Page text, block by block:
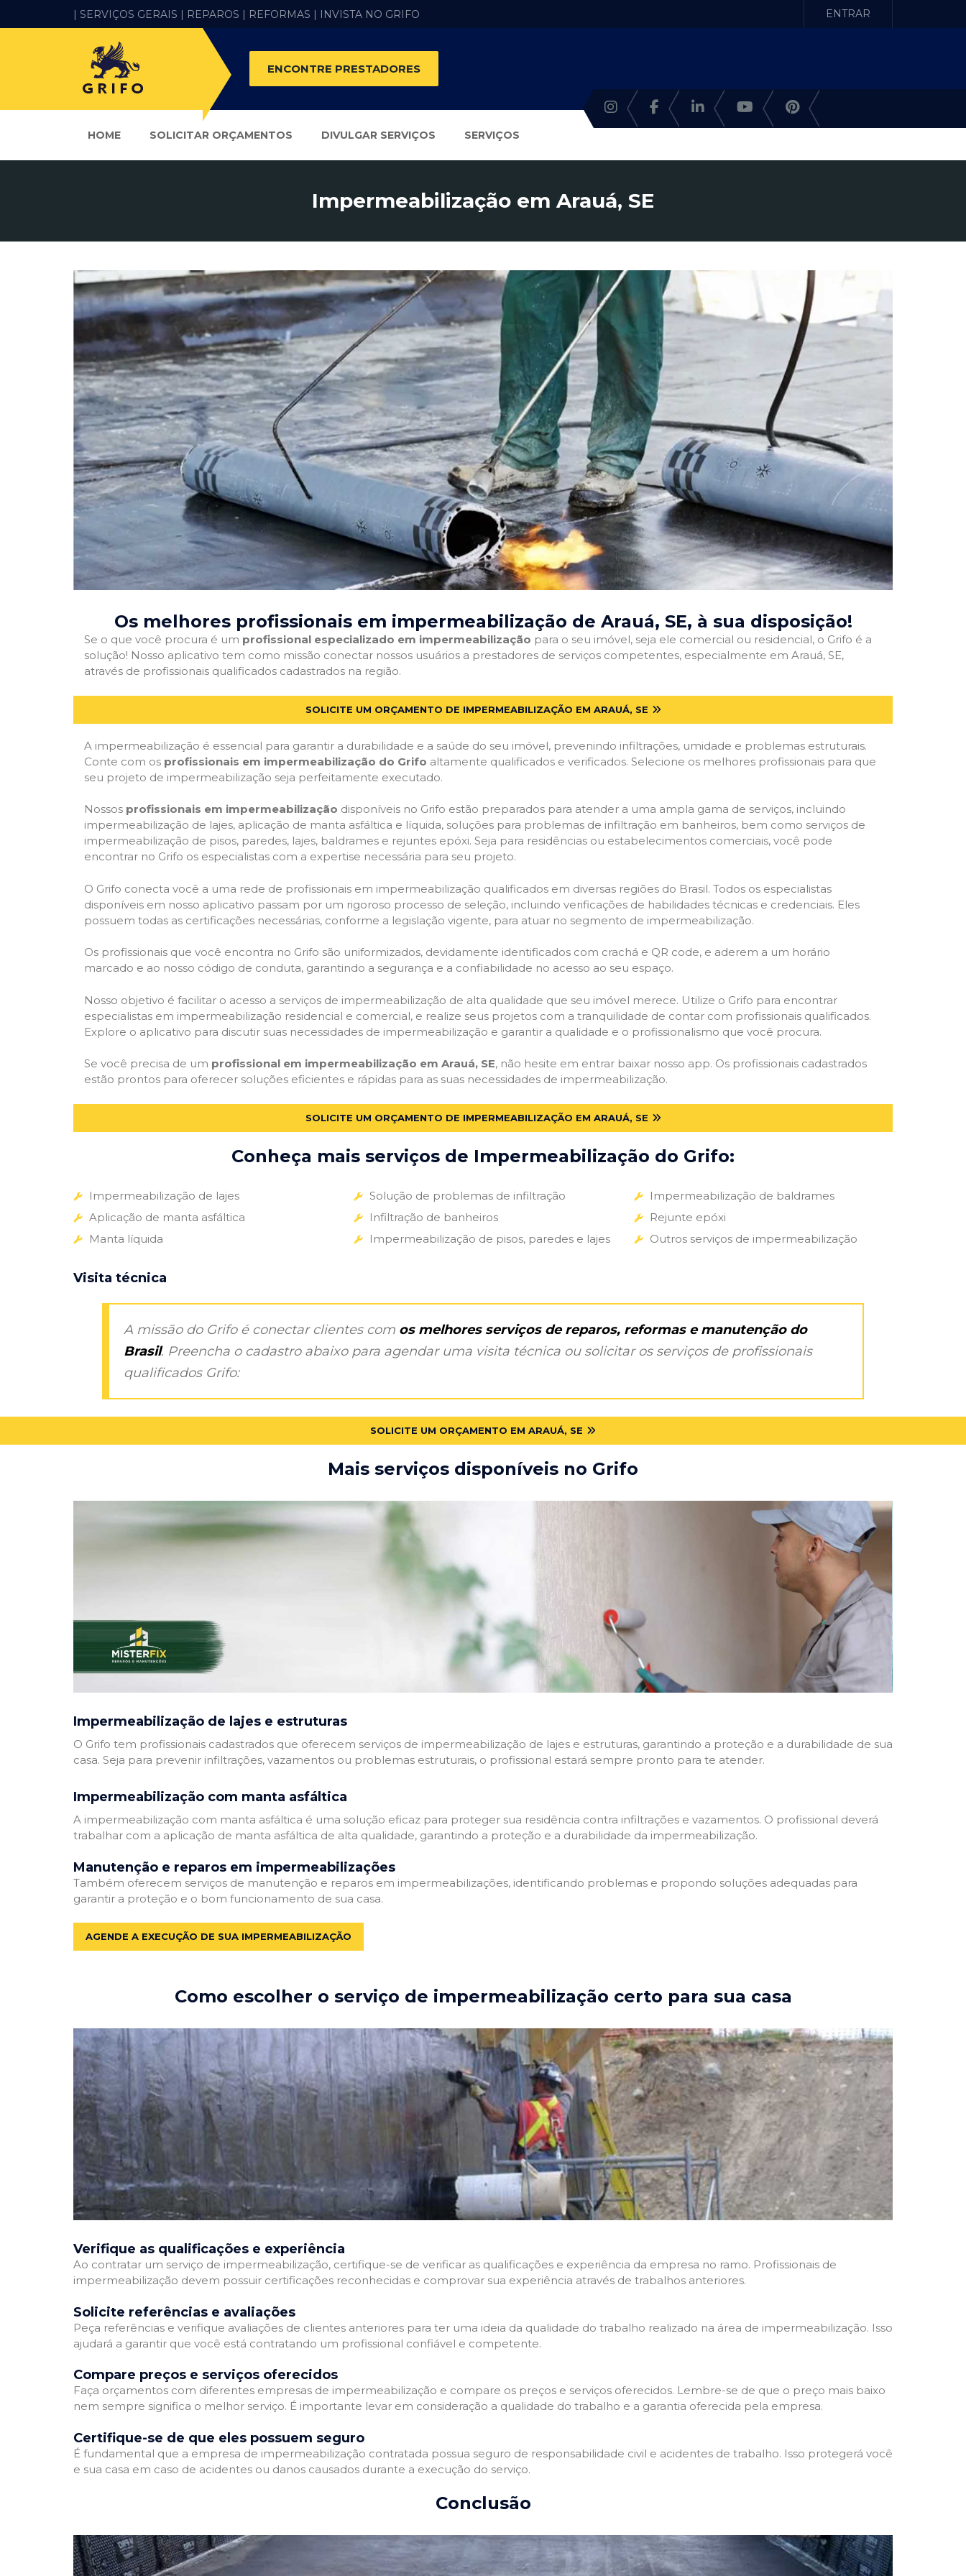
| SERVIÇOS GERAIS | REPAROS | REFORMAS | INVISTA NO GRIFO ENTRAR
ENCONTRE PRESTADORES
HOME SOLICITAR ORÇAMENTOS DIVULGAR SERVIÇOS SERVIÇOS
Impermeabilização em Arauá, SE
Os melhores profissionais em impermeabilização de Arauá, SE, à sua disposição!
Se o que você procura é um profissional especializado em impermeabilização para o seu imóvel, seja ele comercial ou residencial, o Grifo é a
solução! Nosso aplicativo tem como missão conectar nossos usuários a prestadores de serviços competentes, especialmente em Arauá, SE,
através de profissionais qualificados cadastrados na região.
SOLICITE UM ORÇAMENTO DE IMPERMEABILIZAÇÃO EM ARAUÁ, SE
A impermeabilização é essencial para garantir a durabilidade e a saúde do seu imóvel, prevenindo infiltrações, umidade e problemas estruturais.
Conte com os profissionais em impermeabilização do Grifo altamente qualificados e verificados. Selecione os melhores profissionais para que
seu projeto de impermeabilização seja perfeitamente executado.
Nossos profissionais em impermeabilização disponíveis no Grifo estão preparados para atender a uma ampla gama de serviços, incluindo
impermeabilização de lajes, aplicação de manta asfáltica e líquida, soluções para problemas de infiltração em banheiros, bem como serviços de
impermeabilização de pisos, paredes, lajes, baldrames e rejuntes epóxi. Seja para residências ou estabelecimentos comerciais, você pode
encontrar no Grifo os especialistas com a expertise necessária para seu projeto.
O Grifo conecta você a uma rede de profissionais em impermeabilização qualificados em diversas regiões do Brasil. Todos os especialistas
disponíveis em nosso aplicativo passam por um rigoroso processo de seleção, incluindo verificações de habilidades técnicas e credenciais. Eles
possuem todas as certificações necessárias, conforme a legislação vigente, para atuar no segmento de impermeabilização.
Os profissionais que você encontra no Grifo são uniformizados, devidamente identificados com crachá e QR code, e aderem a um horário
marcado e ao nosso código de conduta, garantindo a segurança e a confiabilidade no acesso ao seu espaço.
Nosso objetivo é facilitar o acesso a serviços de impermeabilização de alta qualidade que seu imóvel merece. Utilize o Grifo para encontrar
especialistas em impermeabilização residencial e comercial, e realize seus projetos com a tranquilidade de contar com profissionais qualificados.
Explore o aplicativo para discutir suas necessidades de impermeabilização e garantir a qualidade e o profissionalismo que você procura.
Se você precisa de um profissional em impermeabilização em Arauá, SE, não hesite em entrar baixar nosso app. Os profissionais cadastrados
estão prontos para oferecer soluções eficientes e rápidas para as suas necessidades de impermeabilização.
SOLICITE UM ORÇAMENTO DE IMPERMEABILIZAÇÃO EM ARAUÁ, SE
Conheça mais serviços de Impermeabilização do Grifo:
Impermeabilização de lajes
Aplicação de manta asfáltica
Manta líquida
Solução de problemas de infiltração
Infiltração de banheiros
Impermeabilização de pisos, paredes e lajes
Impermeabilização de baldrames
Rejunte epóxi
Outros serviços de impermeabilização
Visita técnica
A missão do Grifo é conectar clientes com os melhores serviços de reparos, reformas e manutenção do
Brasil. Preencha o cadastro abaixo para agendar uma visita técnica ou solicitar os serviços de profissionais
qualificados Grifo:
SOLICITE UM ORÇAMENTO EM ARAUÁ, SE
Mais serviços disponíveis no Grifo
Impermeabilização de lajes e estruturas
O Grifo tem profissionais cadastrados que oferecem serviços de impermeabilização de lajes e estruturas, garantindo a proteção e a durabilidade de sua
casa. Seja para prevenir infiltrações, vazamentos ou problemas estruturais, o profissional estará sempre pronto para te atender.
Impermeabilização com manta asfáltica
A impermeabilização com manta asfáltica é uma solução eficaz para proteger sua residência contra infiltrações e vazamentos. O profissional deverá
trabalhar com a aplicação de manta asfáltica de alta qualidade, garantindo a proteção e a durabilidade da impermeabilização.
Manutenção e reparos em impermeabilizações
Também oferecem serviços de manutenção e reparos em impermeabilizações, identificando problemas e propondo soluções adequadas para
garantir a proteção e o bom funcionamento de sua casa.
AGENDE A EXECUÇÃO DE SUA IMPERMEABILIZAÇÃO
Como escolher o serviço de impermeabilização certo para sua casa
Verifique as qualificações e experiência
Ao contratar um serviço de impermeabilização, certifique-se de verificar as qualificações e experiência da empresa no ramo. Profissionais de
impermeabilização devem possuir certificações reconhecidas e comprovar sua experiência através de trabalhos anteriores.
Solicite referências e avaliações
Peça referências e verifique avaliações de clientes anteriores para ter uma ideia da qualidade do trabalho realizado na área de impermeabilização. Isso
ajudará a garantir que você está contratando um profissional confiável e competente.
Compare preços e serviços oferecidos
Faça orçamentos com diferentes empresas de impermeabilização e compare os preços e serviços oferecidos. Lembre-se de que o preço mais baixo
nem sempre significa o melhor serviço. É importante levar em consideração a qualidade do trabalho e a garantia oferecida pela empresa.
Certifique-se de que eles possuem seguro
É fundamental que a empresa de impermeabilização contratada possua seguro de responsabilidade civil e acidentes de trabalho. Isso protegerá você
e sua casa em caso de acidentes ou danos causados durante a execução do serviço.
Conclusão